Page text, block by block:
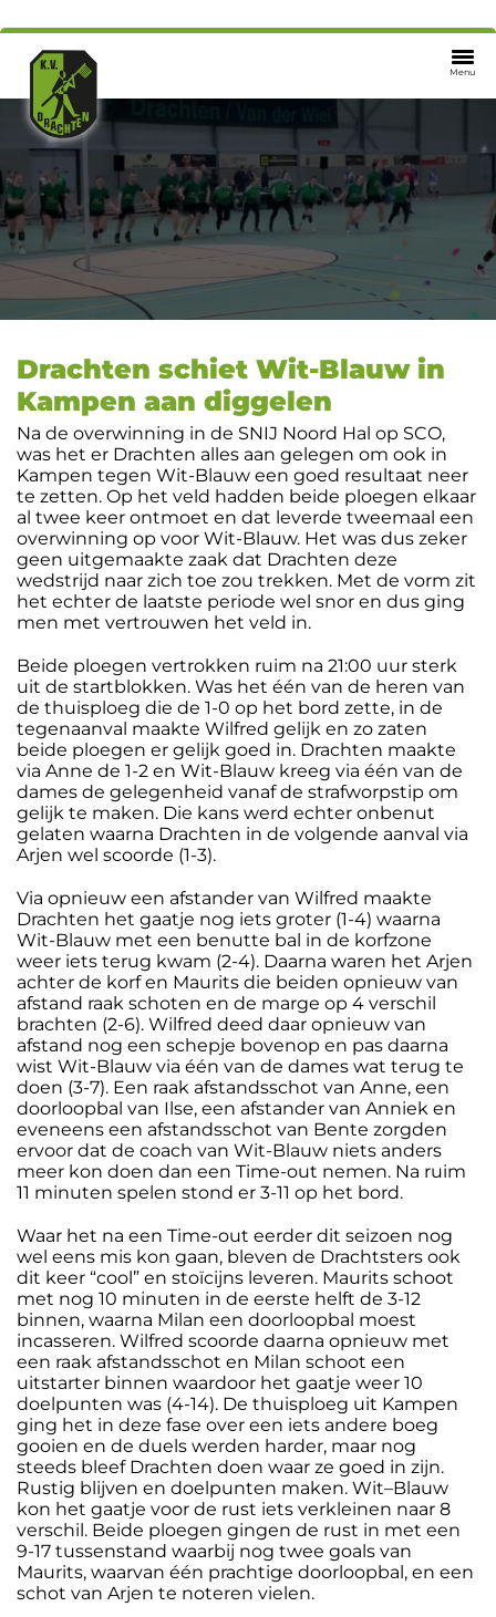
Menu
Drachten schiet Wit-Blauw in
Kampen aan diggelen
Na de overwinning in de SNIJ Noord Hal op SCO,
was het er Drachten alles aan gelegen om ook in
Kampen tegen Wit-Blauw een goed resultaat neer
te zetten. Op het veld hadden beide ploegen elkaar
al twee keer ontmoet en dat leverde tweemaal een
overwinning op voor Wit-Blauw. Het was dus zeker
geen uitgemaakte zaak dat Drachten deze
wedstrijd naar zich toe zou trekken. Met de vorm zit
het echter de laatste periode wel snor en dus ging
men met vertrouwen het veld in.
Beide ploegen vertrokken ruim na 21:00 uur sterk
uit de startblokken. Was het één van de heren van
de thuisploeg die de 1-0 op het bord zette, in de
tegenaanval maakte Wilfred gelijk en zo zaten
beide ploegen er gelijk goed in. Drachten maakte
via Anne de 1-2 en Wit-Blauw kreeg via één van de
dames de gelegenheid vanaf de strafworpstip om
gelijk te maken. Die kans werd echter onbenut
gelaten waarna Drachten in de volgende aanval via
Arjen wel scoorde (1-3).
Via opnieuw een afstander van Wilfred maakte
Drachten het gaatje nog iets groter (1-4) waarna
Wit-Blauw met een benutte bal in de korfzone
weer iets terug kwam (2-4). Daarna waren het Arjen
achter de korf en Maurits die beiden opnieuw van
afstand raak schoten en de marge op 4 verschil
brachten (2-6). Wilfred deed daar opnieuw van
afstand nog een schepje bovenop en pas daarna
wist Wit-Blauw via één van de dames wat terug te
doen (3-7). Een raak afstandsschot van Anne, een
doorloopbal van Ilse, een afstander van Anniek en
eveneens een afstandsschot van Bente zorgden
ervoor dat de coach van Wit-Blauw niets anders
meer kon doen dan een Time-out nemen. Na ruim
11 minuten spelen stond er 3-11 op het bord.
Waar het na een Time-out eerder dit seizoen nog
wel eens mis kon gaan, bleven de Drachtsters ook
dit keer “cool” en stoïcijns leveren. Maurits schoot
met nog 10 minuten in de eerste helft de 3-12
binnen, waarna Milan een doorloopbal moest
incasseren. Wilfred scoorde daarna opnieuw met
een raak afstandsschot en Milan schoot een
uitstarter binnen waardoor het gaatje weer 10
doelpunten was (4-14). De thuisploeg uit Kampen
ging het in deze fase over een iets andere boeg
gooien en de duels werden harder, maar nog
steeds bleef Drachten doen waar ze goed in zijn.
Rustig blijven en doelpunten maken. Wit–Blauw
kon het gaatje voor de rust iets verkleinen naar 8
verschil. Beide ploegen gingen de rust in met een
9-17 tussenstand waarbij nog twee goals van
Maurits, waarvan één prachtige doorloopbal, en een
schot van Arjen te noteren vielen.